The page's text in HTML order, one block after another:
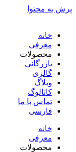
پرش به محتوا
خانه
معرفی
محصولات
بازرگانی
گالری
وبلاگ
کاتالوگ
تماس با ما
فارسی
خانه
معرفی
محصولات